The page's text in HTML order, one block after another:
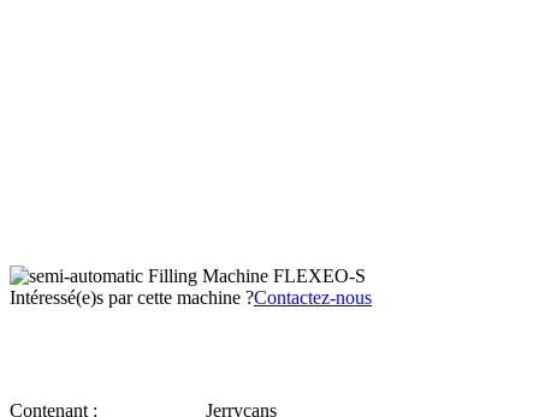
Intéressé(e)s par cette machine ?Contactez-nous
Contenant : Jerrycans